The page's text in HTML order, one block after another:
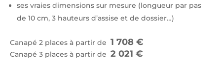
ses vraies dimensions sur mesure (longueur par pas
de 10 cm, 3 hauteurs d’assise et de dossier…)
Canapé 2 places à partir de 1 708 €
Canapé 3 places à partir de 2 021 €